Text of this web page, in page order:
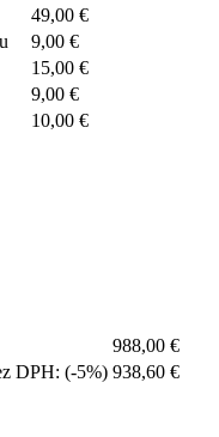
49,00 €
9,00 €
15,00 €
9,00 €
10,00 €
988,00 €
DPH: (-5%) 938,60 €